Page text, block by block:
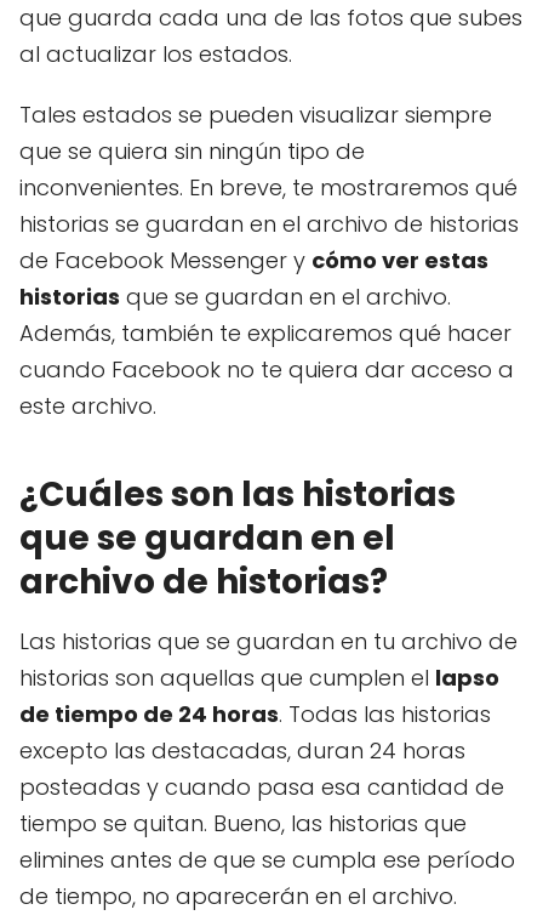
que guarda cada una de las fotos que subes
al actualizar los estados.
Tales estados se pueden visualizar siempre
que se quiera sin ningún tipo de
inconvenientes. En breve, te mostraremos qué
historias se guardan en el archivo de historias
de Facebook Messenger y cómo ver estas
historias que se guardan en el archivo.
Además, también te explicaremos qué hacer
cuando Facebook no te quiera dar acceso a
este archivo.
¿Cuáles son las historias
que se guardan en el
archivo de historias?
Las historias que se guardan en tu archivo de
historias son aquellas que cumplen el lapso
de tiempo de 24 horas. Todas las historias
excepto las destacadas, duran 24 horas
posteadas y cuando pasa esa cantidad de
tiempo se quitan. Bueno, las historias que
elimines antes de que se cumpla ese período
de tiempo, no aparecerán en el archivo.